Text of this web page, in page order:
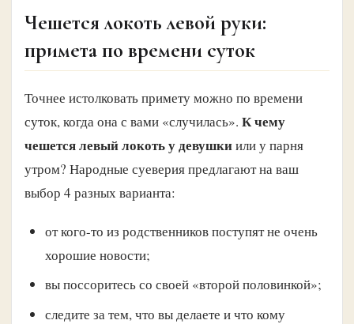
Чешется локоть левой руки:
примета по времени суток
Точнее истолковать примету можно по времени
суток, когда она с вами «случилась». К чему
чешется левый локоть у девушкиили у парня
утром? Народные суеверия предлагают на ваш
выбор 4 разных варианта:
от кого-то из родственников поступят не очень
хорошие новости;
вы поссоритесь со своей «второй половинкой»;
следите за тем, что вы делаете и что кому